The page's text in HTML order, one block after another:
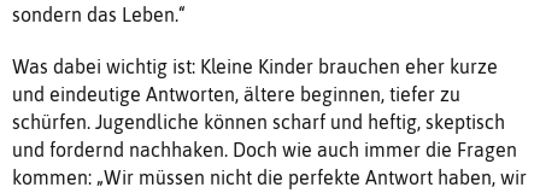
sondern das Leben.“
Was dabei wichtig ist: Kleine Kinder brauchen eher kurze
und eindeutige Antworten, ältere beginnen, tiefer zu
schürfen. Jugendliche können scharf und heftig, skeptisch
und fordernd nachhaken. Doch wie auch immer die Fragen
kommen: „Wir müssen nicht die perfekte Antwort haben, wir